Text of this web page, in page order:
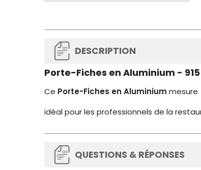
DESCRIPTION
Porte-Fiches en Aluminium -
Ce Porte-Fiches en Aluminium mesure
idéal pour les professionnels de la
QUESTIONS & RÉPONSES